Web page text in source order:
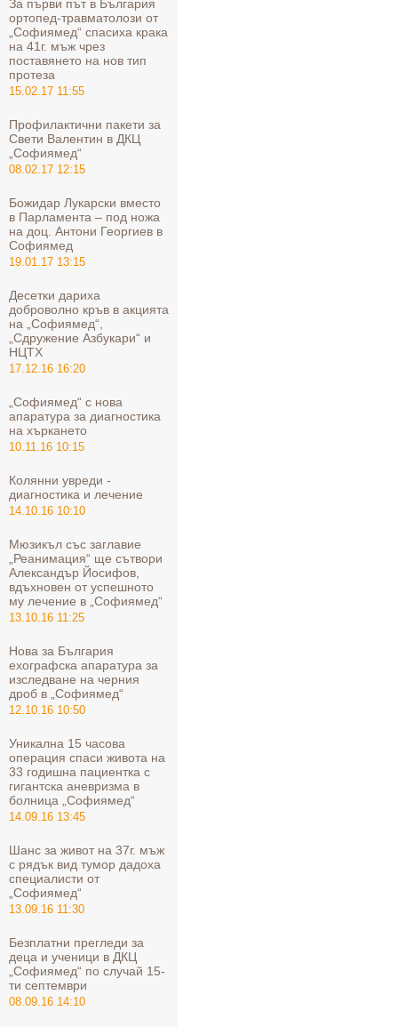
За първи път в България
ортопед-травматолози от
„Софиямед“ спасиха крака
на 41г. мъж чрез
поставянето на нов тип
протеза
15.02.17 11:55
Профилактични пакети за
Свети Валентин в ДКЦ
„Софиямед“
08.02.17 12:15
Божидар Лукарски вместо
в Парламента – под ножа
на доц. Антони Георгиев в
Софиямед
19.01.17 13:15
Десетки дариха
доброволно кръв в акцията
на „Софиямед“,
„Сдружение Азбукари“ и
НЦТХ
17.12.16 16:20
„Софиямед“ с нова
апаратура за диагностика
на хъркането
10.11.16 10:15
Колянни увреди -
диагностика и лечение
14.10.16 10:10
Мюзикъл със заглавие
„Реанимация“ ще сътвори
Александър Йосифов,
вдъхновен от успешното
му лечение в „Софиямед“
13.10.16 11:25
Нова за България
ехографска апаратура за
изследване на черния
дроб в „Софиямед“
12.10.16 10:50
Уникална 15 часова
операция спаси живота на
33 годишна пациентка с
гигантска аневризма в
болница „Софиямед“
14.09.16 13:45
Шанс за живот на 37г. мъж
с рядък вид тумор дадоха
специалисти от
„Софиямед“
13.09.16 11:30
Безплатни прегледи за
деца и ученици в ДКЦ
„Софиямед“ по случай 15-
ти септември
08.09.16 14:10